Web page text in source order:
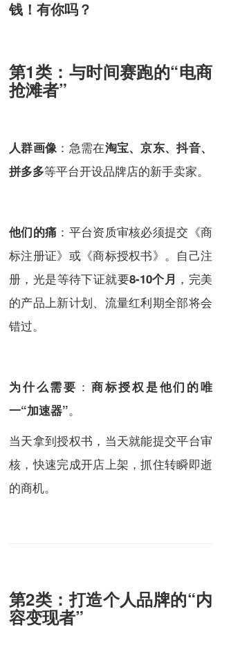
钱！有你吗？
第1类：与时间赛跑的“电商
抢滩者”
人群画像 ：急需在淘宝、京东、抖音、
拼多多等平台开设品牌店的新手卖家。
他们的痛 ：平台资质审核必须提交《商
标注册证》或《商标授权书》。自己注
册，光是等待下证就要8-10个月 ，完美
的产品上新计划、流量红利期全部将会
错过。
为什么需要 ： 商标授权是他们的唯
一“加速器”。
当天拿到授权书，当天就能提交平台审
核，快速完成开店上架，抓住转瞬即逝
的商机。
第2类：打造个人品牌的“内
容变现者”